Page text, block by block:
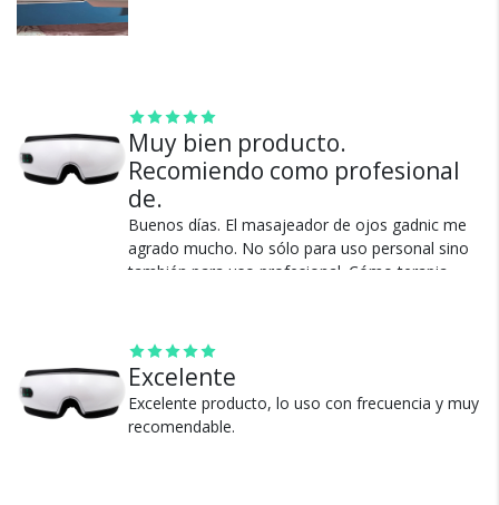
Muy bien producto.
Recomiendo como profesional
de.
Buenos días. El masajeador de ojos gadnic me
agrado mucho. No sólo para uso personal sino
también para uso profesional. Cómo terapia
mencionar el relax que produce esos 15 minutos
de utilizarlo. Me encantó.
Ver más
Excelente
Excelente producto, lo uso con frecuencia y muy
recomendable.
Cambios y Devoluciones
Te damos 30 días de prueba.
Si no es lo que esperabas, te devolvemos tu
¿Por qué estamos tan
seguros?